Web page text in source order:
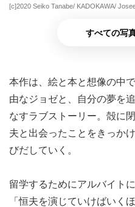
[c]2020 Seiko Tanabe/ KADOKAWA/
すべての写
本作は、絵と本と想像の中
由なジョゼと、自分の夢を
なすラブストーリー。殻に
夫と出会ったことをきっか
びだしていく。
留学するためにアルバイト
「恒夫を演じていけばいく